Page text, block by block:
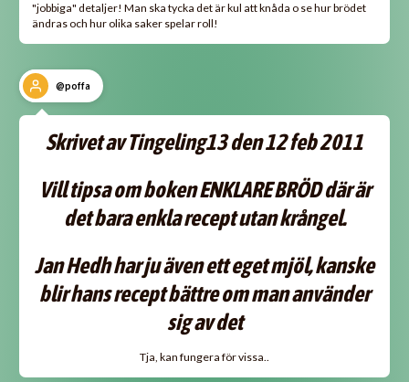
"jobbiga" detaljer! Man ska tycka det är kul att knåda o se hur brödet
ändras och hur olika saker spelar roll!
@poffa
Skrivet av Tingeling13 den 12 feb 2011
Vill tipsa om boken ENKLARE BRÖD där är
det bara enkla recept utan krångel.
Jan Hedh har ju även ett eget mjöl, kanske
blir hans recept bättre om man använder
sig av det
Tja, kan fungera för vissa..